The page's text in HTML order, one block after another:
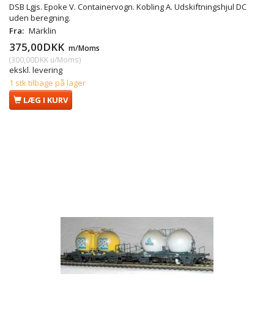
DSB Lgjs. Epoke V. Containervogn. Kobling A. Udskiftningshjul DC
uden beregning.
Fra: Märklin
375,00DKK m/Moms
(300,00DKK u/Moms)
ekskl. levering
1 stk tilbage på lager
LÆG I KURV